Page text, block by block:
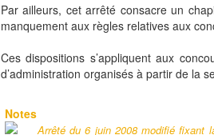
Par ailleurs, cet arrêté consacre un
manquement aux règles relatives aux
Ces dispositions s’appliquent aux
d’administration organisés à partir de la
Notes
Arrêté du 6 juin 2008 modifié fixant